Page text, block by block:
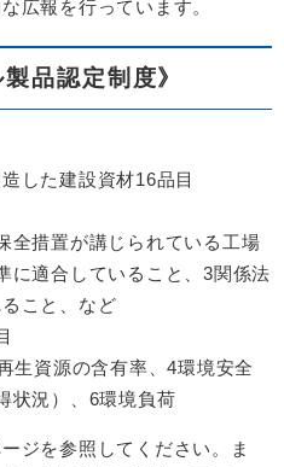
広報を行っています。
品認定制度》
した建設資材16品目
措置が講じられている工場
に適合していること、3関係法
こと、など
生資源の含有率、4環境安全
状況）、6環境負荷
ジを参照してください。ま